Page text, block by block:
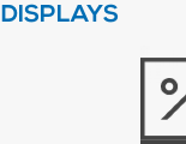
DISPLAYS